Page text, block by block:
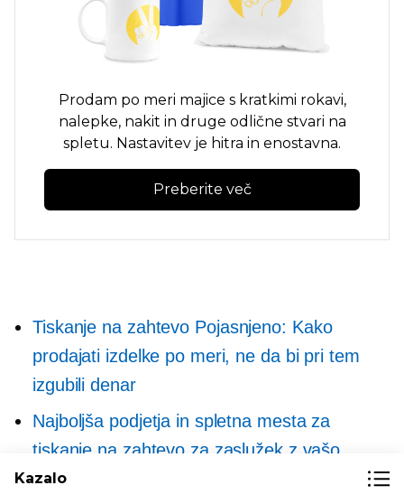
Prodam po meri majice s kratkimi rokavi,
nalepke, nakit in druge odlične stvari na
spletu. Nastavitev je hitra in enostavna.
Preberite več
Tiskanje na zahtevo Pojasnjeno: Kako
prodajati izdelke po meri, ne da bi pri tem
izgubili denar
Najboljša podjetja in spletna mesta za
tiskanje na zahtevo za zaslužek z vašo
umetnostjo
Kazalo